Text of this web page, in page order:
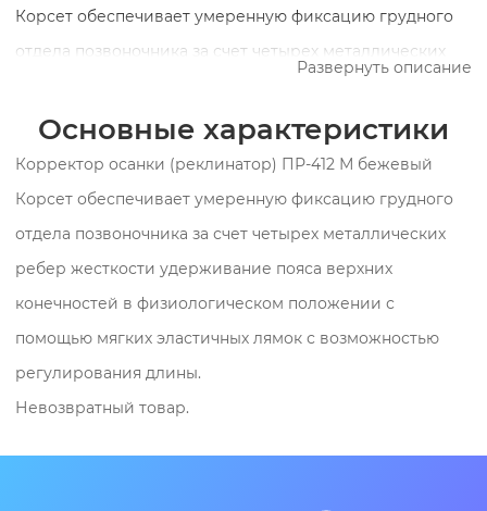
Корсет обеспечивает умеренную фиксацию грудного
отдела позвоночника за счет четырех металлических
конечностей в физиологическом положении с
помощью мягких эластичных лямок с возможностью
регулирования длины. Назначения: • лечение и
реабилитация после травм грудного отдела
позвоночника и ребер (переломы, ушибы); •
позвоночника.
Развернуть описание
Основные характеристики
Корректор осанки (реклинатор) ПР-412 М бежевый
Корсет обеспечивает умеренную фиксацию грудного
отдела позвоночника за счет четырех металлических
ребер жесткости удерживание пояса верхних
конечностей в физиологическом положении с
помощью мягких эластичных лямок с возможностью
регулирования длины.
Невозвратный товар.